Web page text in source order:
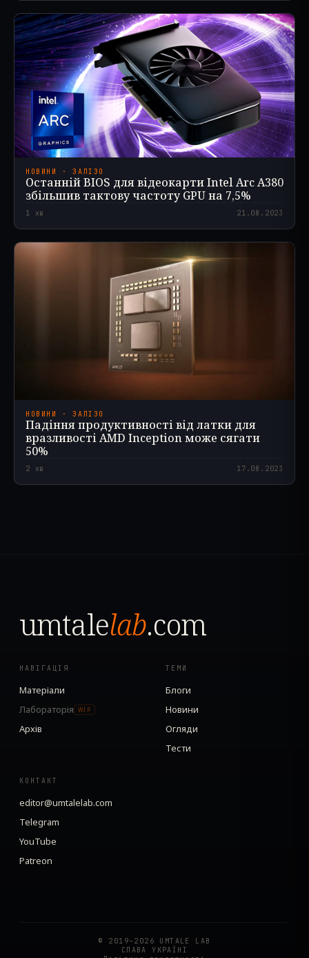
НОВИНИ · ЗАЛІЗО
Останній BIOS для відеокарти Intel Arc A380
збільшив тактову частоту GPU на 7,5%
1 хв 21.08.2023
НОВИНИ · ЗАЛІЗО
Падіння продуктивності від латки для
вразливості AMD Inception може сягати
50%
2 хв 17.08.2023
umtalelab.com
НАВІГАЦІЯ
Матеріали
Лабораторія
WIP
Архів
ТЕМИ
Блоги
Новини
Огляди
Тести
КОНТАКТ
editor@umtalelab.com
Telegram
YouTube
Patreon
© 2019–2026 UMTALE LAB
СЛАВА УКРАЇНІ